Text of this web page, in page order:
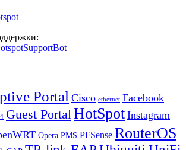
Portal Cisco ethernet Facebook
Guest PortalHotSpot Instagram
Opera PMS PFSense RouterOS